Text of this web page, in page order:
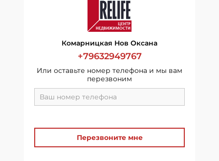
Комарницкая Нов Оксана
+79632949767
Или оставьте номер телефона и мы вам
перезвоним
Перезвоните мне